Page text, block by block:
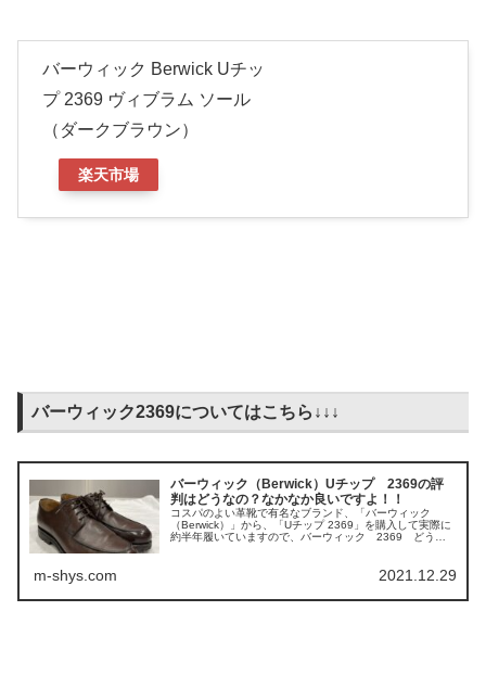
バーウィック Berwick Uチッ
プ 2369 ヴィブラム ソール
（ダークブラウン）
楽天市場
バーウィック2369についてはこちら↓↓↓
バーウィック（Berwick）Uチップ 2369の評
判はどうなの？なかなか良いですよ！！
コスパのよい革靴で有名なブランド、「バーウィック
（Berwick）」から、「Uチップ 2369」を購入して実際に
約半年履いていますので、バーウィック 2369 どうな
m-shys.com 2021.12.29